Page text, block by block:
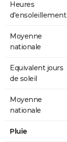
Heures
d'ensoleillement
Moyenne
nationale
Equivalent jours
de soleil
Moyenne
nationale
Pluie